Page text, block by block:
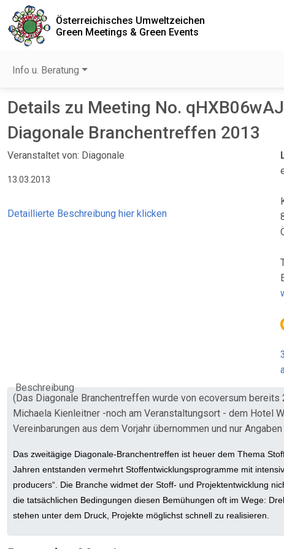
Österreichisches Umweltzeichen
Green Meetings & Green Events
Info u. Beratung
Details zu Meeting No.
Diagonale Branchentreffen 2013
Veranstaltet von: Diagonale
13.03.2013
Detaillierte Beschreibung hier klicken
Beschreibung
(Das Diagonale Branchentreffen wurde von ecoversum
Michaela Kienleitner -noch am Veranstaltungsort - dem Hotel
Vereinbarungen aus dem Vorjahr übernommen und nur
Das zweitägige Diagonale-Branchentreffen ist heuer dem Thema
Jahren entstanden vermehrt Stoffentwicklungsprogramme mit
producers“. Die Branche widmet der Stoff- und Projektentwicklung
die tatsächlichen Bedingungen diesen Bemühungen oft im Wege:
stehen unter dem Druck, Projekte möglichst schnell zu realisieren.